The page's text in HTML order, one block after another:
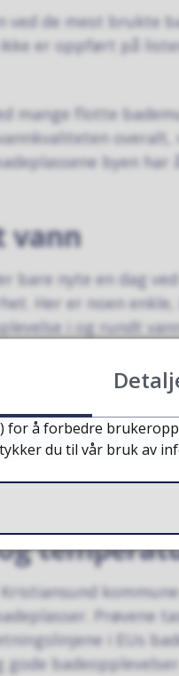
de mest brukte
er oppført på
mange flotte
byen har
vann
bare nyte en dag
Her er noen enkle,
i og rundt
Prøvene
i EUs
for å forbedre
du til vår bruk av